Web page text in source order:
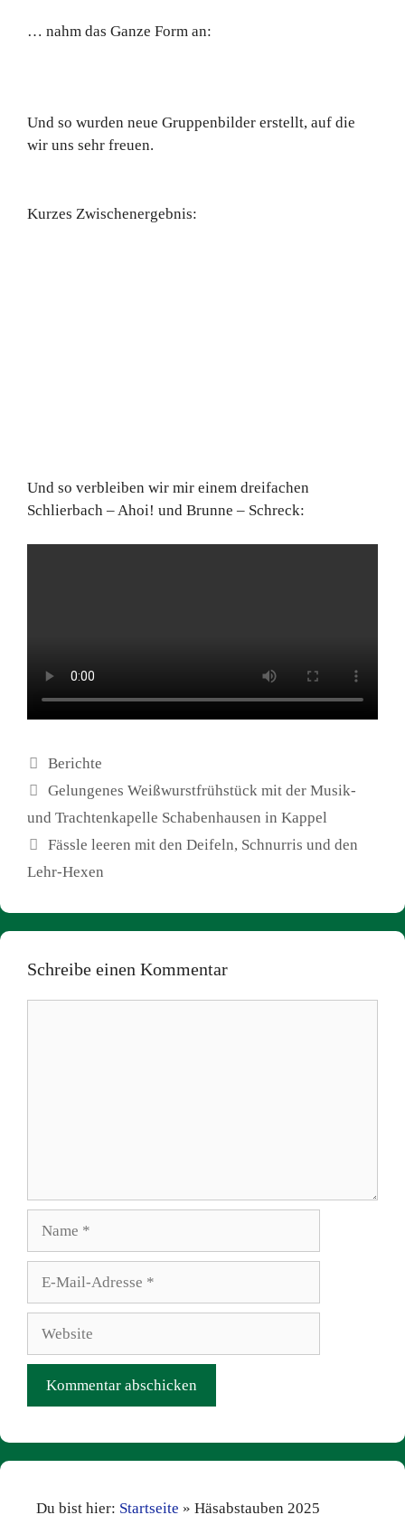
… nahm das Ganze Form an:
Und so wurden neue Gruppenbilder erstellt, auf die
wir uns sehr freuen.
Kurzes Zwischenergebnis:
Und so verbleiben wir mir einem dreifachen
Schlierbach – Ahoi! und Brunne – Schreck:
Kategorien
Berichte
Gelungenes Weißwurstfrühstück mit der Musik-
und Trachtenkapelle Schabenhausen in Kappel
Fässle leeren mit den Deifeln, Schnurris und den
Lehr-Hexen
Schreibe einen Kommentar
Adresse
Du bist hier: Startseite » Häsabstauben 2025